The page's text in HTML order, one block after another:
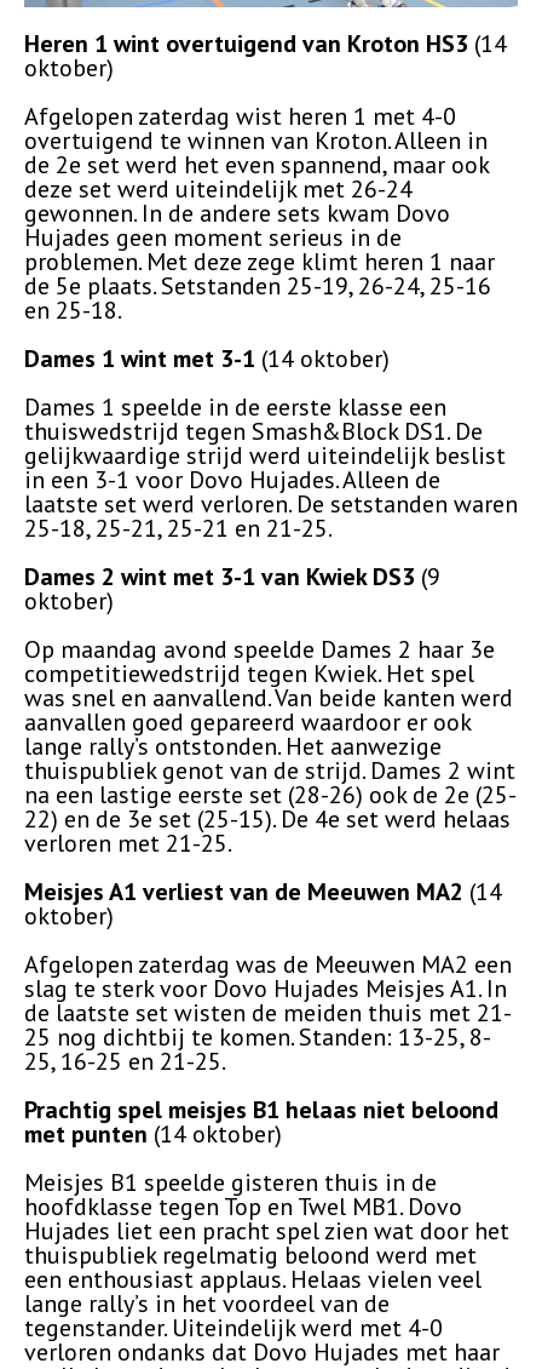
Heren 1 wint overtuigend van Kroton HS3 (14
oktober)
Afgelopen zaterdag wist heren 1 met 4-0
overtuigend te winnen van Kroton. Alleen in
de 2e set werd het even spannend, maar ook
deze set werd uiteindelijk met 26-24
gewonnen. In de andere sets kwam Dovo
Hujades geen moment serieus in de
problemen. Met deze zege klimt heren 1 naar
de 5e plaats. Setstanden 25-19, 26-24, 25-16
en 25-18.
Dames 1 wint met 3-1 (14 oktober)
Dames 1 speelde in de eerste klasse een
thuiswedstrijd tegen Smash&Block DS1. De
gelijkwaardige strijd werd uiteindelijk beslist
in een 3-1 voor Dovo Hujades. Alleen de
laatste set werd verloren. De setstanden waren
25-18, 25-21, 25-21 en 21-25.
Dames 2 wint met 3-1 van Kwiek DS3 (9
oktober)
Op maandag avond speelde Dames 2 haar 3e
competitiewedstrijd tegen Kwiek. Het spel
was snel en aanvallend. Van beide kanten werd
aanvallen goed gepareerd waardoor er ook
lange rally’s ontstonden. Het aanwezige
thuispubliek genot van de strijd. Dames 2 wint
na een lastige eerste set (28-26) ook de 2e (25-
22) en de 3e set (25-15). De 4e set werd helaas
verloren met 21-25.
Meisjes A1 verliest van de Meeuwen MA2 (14
oktober)
Afgelopen zaterdag was de Meeuwen MA2 een
slag te sterk voor Dovo Hujades Meisjes A1. In
de laatste set wisten de meiden thuis met 21-
25 nog dichtbij te komen. Standen: 13-25, 8-
25, 16-25 en 21-25.
Prachtig spel meisjes B1 helaas niet beloond
met punten (14 oktober)
Meisjes B1 speelde gisteren thuis in de
hoofdklasse tegen Top en Twel MB1. Dovo
Hujades liet een pracht spel zien wat door het
thuispubliek regelmatig beloond werd met
een enthousiast applaus. Helaas vielen veel
lange rally’s in het voordeel van de
tegenstander. Uiteindelijk werd met 4-0
verloren ondanks dat Dovo Hujades met haar